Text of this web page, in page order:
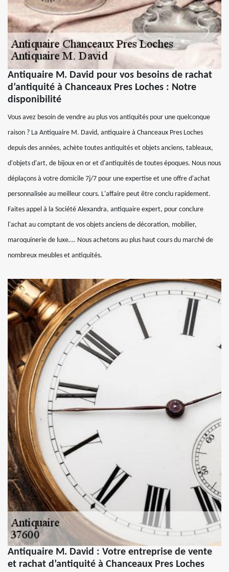
Antiquaire M. David pour vos besoins de rachat
d’antiquité à Chanceaux Pres Loches : Notre
disponibilité
Vous avez besoin de vendre au plus vos antiquités pour une quelconque
raison ? La Antiquaire M. David, antiquaire à Chanceaux Pres Loches
depuis des années, achète toutes antiquités et objets anciens, tableaux,
d'objets d'art, de bijoux en or et d'antiquités de toutes époques. Nous nous
déplaçons à votre domicile 7j/7 pour une expertise et une offre d'achat
personnalisée au meilleur cours. L'affaire peut être conclu rapidement.
Faites appel à la Société Alexandra, antiquaire expert, pour conclure
l'achat au comptant de vos objets anciens de décoration, mobilier,
maroquinerie de luxe…. Nous achetons au plus haut cours du marché de
nombreux meubles et antiquités.
Antiquaire M. David : Votre entreprise de vente
et rachat d’antiquité à Chanceaux Pres Loches